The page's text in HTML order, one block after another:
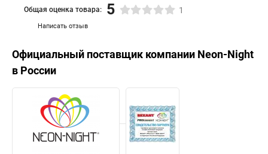
Написать отзыв
Общая оценка товара: 5 1
Официальный поставщик компании Neon-Night
в России